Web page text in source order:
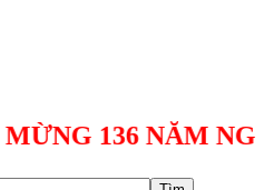
136 NĂM NGÀY